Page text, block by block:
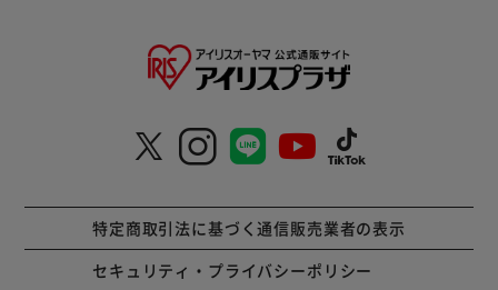
特定商取引法に基づく通信販売業者の表示
セキュリティ・プライバシーポリシー